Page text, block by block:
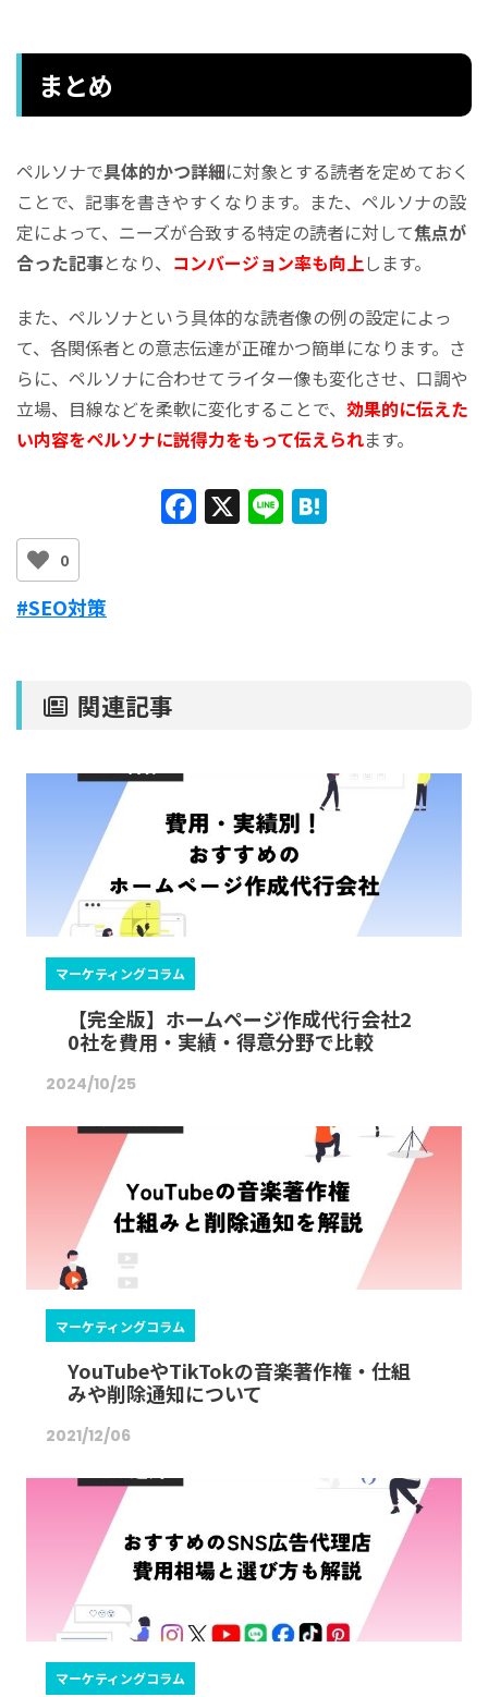
まとめ
ペルソナで具体的かつ詳細に対象とする読者を定めておく
ことで、記事を書きやすくなります。また、ペルソナの設
定によって、ニーズが合致する特定の読者に対して焦点が
合った記事となり、 コンバージョン率も向上 します。
また、ペルソナという具体的な読者像の例の設定によっ
て、各関係者との意志伝達が正確かつ簡単になります。さ
らに、ペルソナに合わせてライター像も変化させ、口調や
立場、目線などを柔軟に変化することで、 効果的に伝えた
い内容をペルソナに説得力をもって伝えられます。
F X Li
0
#SEO対策
関連記事
マーケティングコラム
【完全版】ホームページ作成代行会社2
0社を費用・実績・得意分野で比較
2024/10/25
マーケティングコラム
YouTubeやTikTokの音楽著作権・仕組
みや削除通知について
2021/12/06
マーケティングコラム